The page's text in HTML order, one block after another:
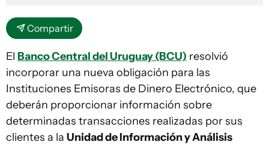
Compartir
El Banco Central del Uruguay (BCU) resolvió
incorporar una nueva obligación para las
Instituciones Emisoras de Dinero Electrónico, que
deberán proporcionar información sobre
determinadas transacciones realizadas por sus
clientes a la Unidad de Información y Análisis